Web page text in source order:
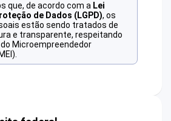
que, de acordo com a Lei
de Dados (LGPD), os
estão sendo tratados de
e transparente, respeitando
Microempreendedor